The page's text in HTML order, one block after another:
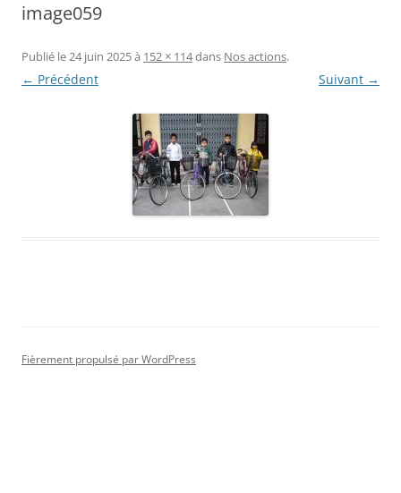
image059
Publié le24 juin 2025à 152 × 114dans Nos actions.
← Précédent Suivant →
Fièrement propulsé par WordPress